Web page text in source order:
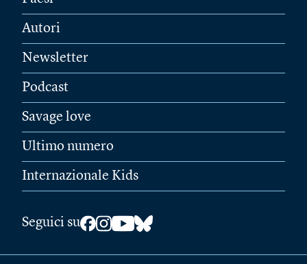
Autori
Newsletter
Podcast
Savage love
Ultimo numero
Internazionale Kids
Seguici su